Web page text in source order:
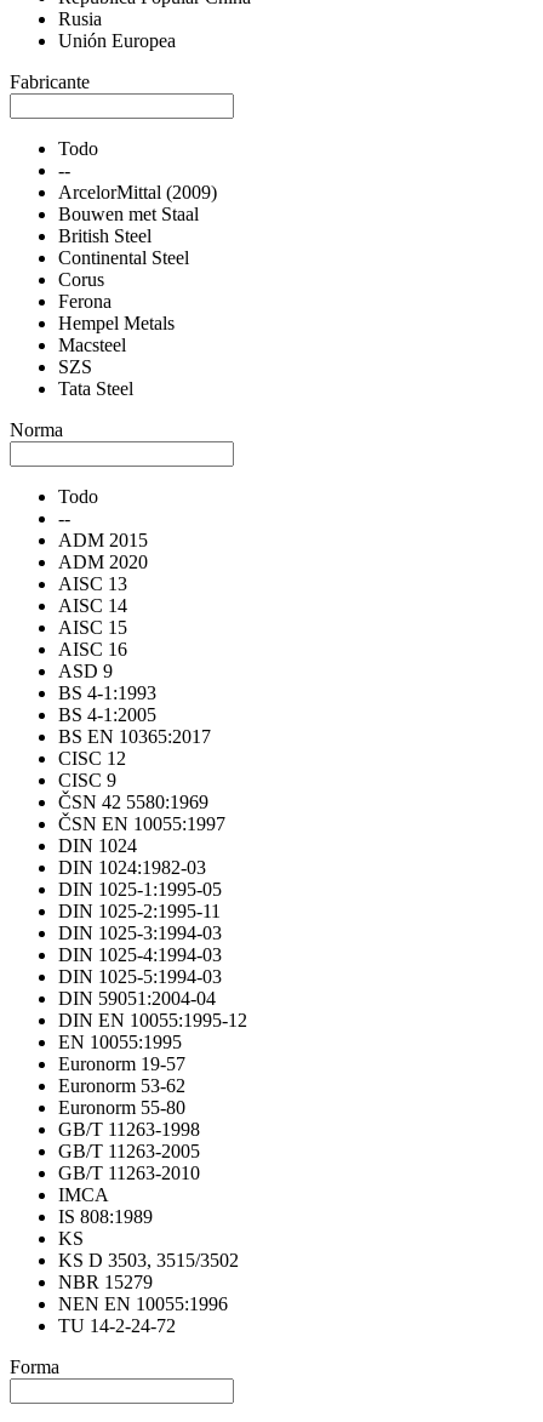
Rusia
Unión Europea
Fabricante
Todo
--
ArcelorMittal (2009)
Bouwen met Staal
British Steel
Continental Steel
Corus
Ferona
Hempel Metals
Macsteel
SZS
Tata Steel
Norma
Todo
--
ADM 2015
ADM 2020
AISC 13
AISC 14
AISC 15
AISC 16
ASD 9
BS 4-1:1993
BS 4-1:2005
BS EN 10365:2017
CISC 12
CISC 9
ČSN 42 5580:1969
ČSN EN 10055:1997
DIN 1024
DIN 1024:1982-03
DIN 1025-1:1995-05
DIN 1025-2:1995-11
DIN 1025-3:1994-03
DIN 1025-4:1994-03
DIN 1025-5:1994-03
DIN 59051:2004-04
DIN EN 10055:1995-12
EN 10055:1995
Euronorm 19-57
Euronorm 53-62
Euronorm 55-80
GB/T 11263-1998
GB/T 11263-2005
GB/T 11263-2010
IMCA
IS 808:1989
KS
KS D 3503, 3515/3502
NBR 15279
NEN EN 10055:1996
TU 14-2-24-72
Forma